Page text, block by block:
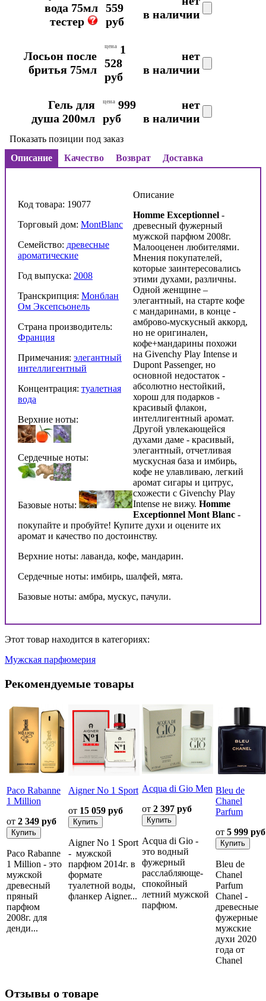
вода 75мл
тестер
559
руб
в наличии
Лосьон после
бритья 75мл
цена 1
528
руб
нет
в наличии
Гель для
душа 200мл
цена 999
руб
нет
в наличии
Показать позиции под заказ
Описание
Качество Возврат Доставка
Код товара: 19077
Торговый дом: MontBlanc
Семейство: древесные
ароматические
Год выпуска: 2008
Транскрипция: Монблан
Ом Эксепсьонель
Страна производитель:
Франция
Примечания: элегантный
интеллигентный
Концентрация: туалетная
вода
Верхние ноты:
Сердечные ноты:
Базовые ноты:
Описание
Homme Exceptionnel -
древесный фужерный
мужской парфюм 2008г.
Малооценен любителями.
Мнения покупателей,
которые заинтересовались
этими духами, различны.
Одной женщине –
элегантный, на старте кофе
с мандаринами, в конце -
амброво-мускусный аккорд,
но не оригинален,
кофе+мандарины похожи
на Givenchy Play Intense и
Dupont Passenger, но
основной недостаток -
абсолютно нестойкий,
хорош для подарков -
красивый флакон,
интеллигентный аромат.
Другой увлекающейся
духами даме - красивый,
элегантный, отчетливая
мускусная база и имбирь,
кофе не улавливаю, легкий
аромат сигары и цитрус,
схожести с Givenchy Play
Intense не вижу. Homme
Exceptionnel Mont Blanc -
покупайте и пробуйте! Купите духи и оцените их
аромат и качество по достоинству.
Верхние ноты: лаванда, кофе, мандарин.
Сердечные ноты: имбирь, шалфей, мята.
Базовые ноты: амбра, мускус, пачули.
Этот товар находится в категориях:
Мужская парфюмерия
Рекомендуемые товары
Paco Rabanne
1 Million
от 2 349 руб
Paco Rabanne
1 Million - это
мужской
древесный
пряный
парфюм
2008г. для
денди...
Aigner No 1 Sport
от 15 059 руб
Aigner No 1 Sport
- мужской
парфюм 2014г. в
формате
туалетной воды,
фланкер Aigner...
Acqua di Gio Men
от 2 397 руб
Acqua di Gio -
это водный
фужерный
расслабляюще-
спокойный
летний мужской
парфюм.
Bleu de
Chanel
Parfum
от 5 999 руб
Bleu de
Chanel
Parfum
Chanel -
древесные
фужерные
мужские
духи 2020
года от
Chanel
Отзывы о товаре